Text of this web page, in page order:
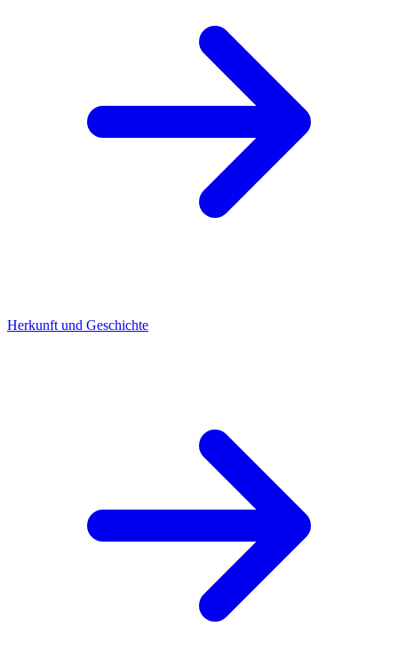
Herkunft und Geschichte